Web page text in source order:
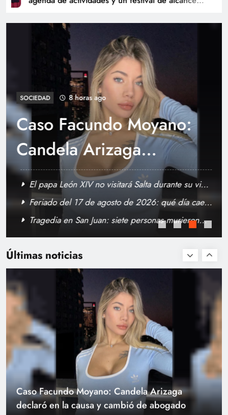
SOCIEDAD 8 horas ago
Caso Facundo Moyano:
Candela Arizaga
declaró en la causa y
cambió de abogado
El papa León XIV no visitará Salta durante su viaje
a la Argentina
Feriado del 17 de agosto de 2026: qué día cae y
quiénes tendrán descanso
Tragedia en San Juan: siete personas murieron
Últimas noticias
Orán celebrará su 232° aniversario con una
amplia agenda de actividades y un festival de
alcance nacional
Google confirmó el fin del Asistente y avanzará
Caso Facundo Moyano: Candela Arizaga
declaró en la causa y cambió de abogado